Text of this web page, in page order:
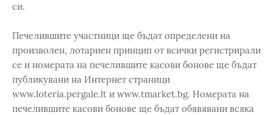
си.
Печелившите участници ще бъдат определени на
произволен, лотариен принцип от всички регистрирали
се и номерата на печелившите касови бонове ще бъдат
публикувани на Интернет страници
www.loteria.pergale.lt и www.tmarket.bg. Номерата на
печелившите касови бонове ще бъдат обявявани всяка